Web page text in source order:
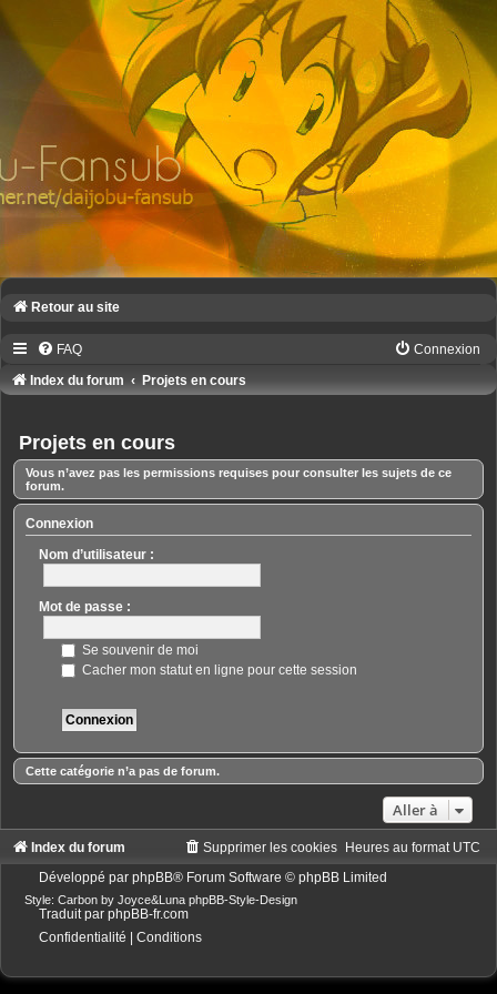
Retour au site
FAQ
Connexion
Index du forum
Projets en cours
Projets en cours
Vous n’avez pas les permissions requises pour consulter les sujets de ce
forum.
Connexion
Nom d’utilisateur :
Mot de passe :
Se souvenir de moi
Cacher mon statut en ligne pour cette session
Cette catégorie n’a pas de forum.
Aller à
Index du forum Heures au format UTC
Supprimer les cookies
Développé parphpBB® Forum Software © phpBB Limited
Style: Carbon by Joyce&Luna phpBB-Style-Design
Traduit parphpBB-fr.com
Confidentialité
|Conditions